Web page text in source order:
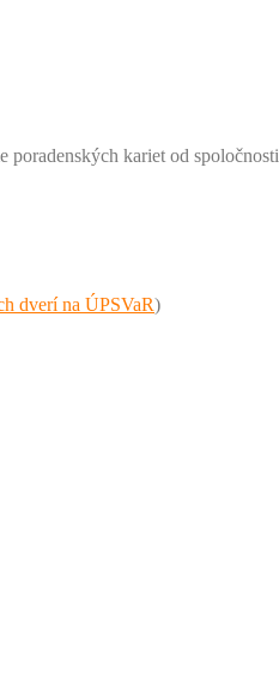
kariet od spoločnosti
dverí na ÚPSVaR)